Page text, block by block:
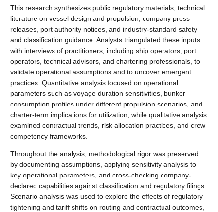
This research synthesizes public regulatory materials, technical
literature on vessel design and propulsion, company press
releases, port authority notices, and industry-standard safety
and classification guidance. Analysts triangulated these inputs
with interviews of practitioners, including ship operators, port
operators, technical advisors, and chartering professionals, to
validate operational assumptions and to uncover emergent
practices. Quantitative analysis focused on operational
parameters such as voyage duration sensitivities, bunker
consumption profiles under different propulsion scenarios, and
charter-term implications for utilization, while qualitative analysis
examined contractual trends, risk allocation practices, and crew
competency frameworks.
Throughout the analysis, methodological rigor was preserved
by documenting assumptions, applying sensitivity analysis to
key operational parameters, and cross-checking company-
declared capabilities against classification and regulatory filings.
Scenario analysis was used to explore the effects of regulatory
tightening and tariff shifts on routing and contractual outcomes,